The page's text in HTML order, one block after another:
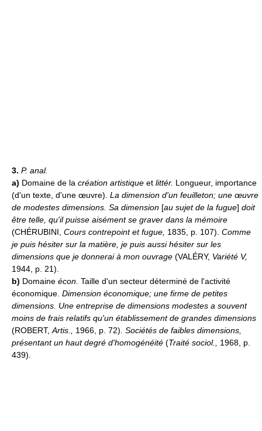
3. P. anal.
a) Domaine de la création artistique et littér. Longueur, importance
(d'un texte, d'une œuvre). La dimension d'un feuilleton; une œuvre
de modestes dimensions. Sa dimension [au sujet de la fugue] doit
être telle, qu'il puisse aisément se graver dans la mémoire
(CHÉRUBINI, Cours contrepoint et fugue, 1835, p. 107). Comme
je puis hésiter sur la matière, je puis aussi hésiter sur les
dimensions que je donnerai à mon ouvrage (VALÉRY, Variété V,
1944, p. 21).
b) Domaine écon. Taille d'un secteur déterminé de l'activité
économique. Dimension économique; une firme de petites
dimensions. Une entreprise de dimensions modestes a souvent
moins de frais relatifs qu'un établissement de grandes dimensions
(ROBERT, Artis., 1966, p. 72). Sociétés de faibles dimensions,
présentant un haut degré d'homogénéité (Traité sociol., 1968, p.
439).